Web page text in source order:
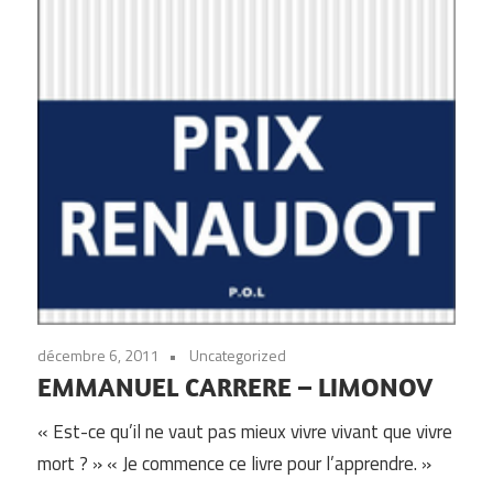
décembre 6, 2011 Uncategorized
EMMANUEL CARRERE – LIMONOV
« Est-ce qu’il ne vaut pas mieux vivre vivant que vivre
mort ? » « Je commence ce livre pour l’apprendre. »